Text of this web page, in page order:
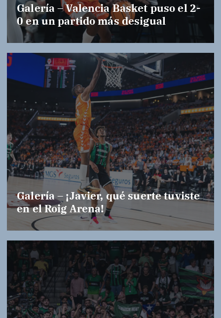
Galería – Valencia Basket puso el 2-
0 en un partido más desigual
Galería – ¡Javier, qué suerte tuviste
en el Roig Arena!